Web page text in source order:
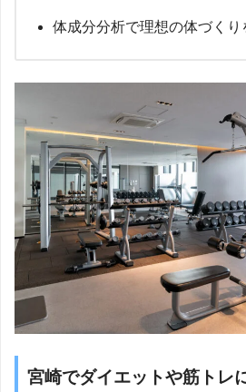
体成分分析で理想の体づくり
宮崎でダイエットや筋トレ